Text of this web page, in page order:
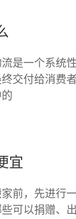
是一个系统
交付给消费
宜
前，先进行
可以捐赠、